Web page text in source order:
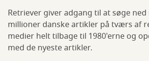
Retriever giver adgang til at søge
millioner danske artikler på tværs af
medier helt tilbage til 1980'erne og
med de nyeste artikler.